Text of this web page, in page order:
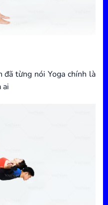
đã từng nói Yoga chính là
ai